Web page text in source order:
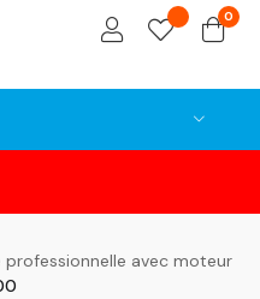
0
avec moteur